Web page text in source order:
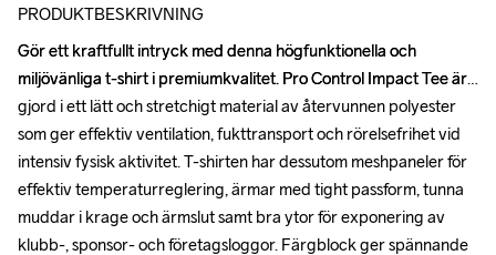
PRODUKTBESKRIVNING
Gör ett kraftfullt intryck med denna högfunktionella och
miljövänliga t-shirt i premiumkvalitet. Pro Control Impact Tee är
gjord i ett lätt och stretchigt material av återvunnen polyester
som ger effektiv ventilation, fukttransport och rörelsefrihet vid
intensiv fysisk aktivitet. T-shirten har dessutom meshpaneler för
effektiv temperaturreglering, ärmar med tight passform, tunna
muddar i krage och ärmslut samt bra ytor för exponering av
klubb-, sponsor- och företagsloggor. Färgblock ger spännande
Gör ett kraftfullt intryck med denna högfunktionella och
miljövänliga t-shirt i premiumkvalitet. Pro Control Impact Tee är
gjord i ett lätt och stretchigt material av återvunnen polyester
som ger effektiv ventilation, fukttransport och rörelsefrihet vid
intensiv fysisk aktivitet. T-shirten har dessutom meshpaneler för
effektiv temperaturreglering, ärmar med tight passform, tunna
muddar i krage och ärmslut samt bra ytor för exponering av
klubb-, sponsor- och företagsloggor. Färgblock ger spännande